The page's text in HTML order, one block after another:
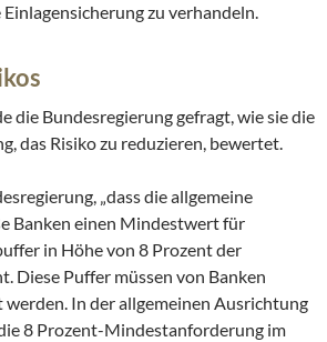
zu verhandeln.
die Bundesregierung gefragt, wie sie die
das Risiko zu reduzieren, bewertet.
„dass die allgemeine
Banken einen Mindestwert für
in Höhe von 8 Prozent der
Diese Puffer müssen von Banken
werden. In der allgemeinen Ausrichtung
8 Prozent-Mindestanforderung im